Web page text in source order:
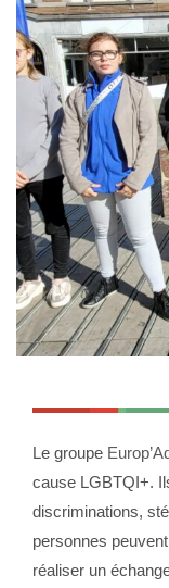
Le groupe
cause LGBTQI+.
discriminations,
personnes
réaliser un